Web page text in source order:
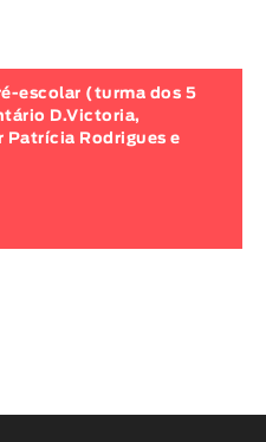
escolar (turma dos 5
D.Victoria,
Patrícia Rodrigues e